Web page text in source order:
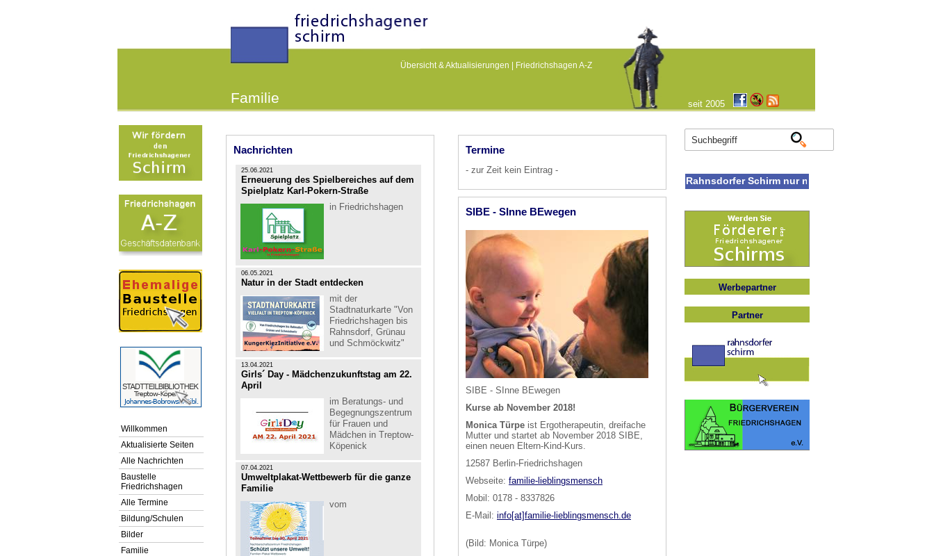
Übersicht & Aktualisierungen Friedrichshagen A-Z
Familie seit 2005
Rahnsdorfer Schirm nur noch im Archivmodus
Werbepartner
Partner
Willkommen
Aktualisierte Seiten
Alle Nachrichten
Baustelle
Friedrichshagen
Alle Termine
Bildung/Schulen
Bilder
Familie
Termine
- zur Zeit kein Eintrag -
SIBE - SInne BEwegen
SIBE - SInne BEwegen
Kurse ab November 2018!
Monica Türpe ist Ergotherapeutin, dreifache
Mutter und startet ab November 2018 SIBE,
einen neuen Eltern-Kind-Kurs.
12587 Berlin-Friedrichshagen
Webseite: familie-lieblingsmensch
Mobil: 0178 - 8337826
E-Mail: info[at]familie-lieblingsmensch.de
(Bild: Monica Türpe)
Nachrichten
25.06.2021
Erneuerung des Spielbereiches auf dem
Spielplatz Karl-Pokern-Straße
in Friedrichshagen
06.05.2021
Natur in der Stadt entdecken
mit der
Stadtnaturkarte "Von
Friedrichshagen bis
Rahnsdorf, Grünau
und Schmöckwitz"
13.04.2021
Girls´ Day - Mädchenzukunftstag am 22.
April
im Beratungs- und
Begegnungszentrum
für Frauen und
Mädchen in Treptow-
Köpenick
07.04.2021
Umweltplakat-Wettbewerb für die ganze
Familie
vom